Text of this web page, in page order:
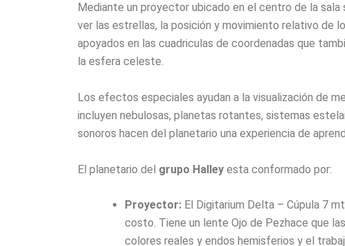
Mediante un proyector ubicado en el centro de la
ver las estrellas, la posición y movimiento relativo de
apoyados en las cuadriculas de coordenadas que
la esfera celeste.
Los efectos especiales ayudan a la visualización de
incluyen nebulosas, planetas rotantes, sistemas
sonoros hacen del planetario una experiencia de
El planetario del grupo Halley esta conformado por:
Proyector: El Digitarium Delta – Cúpula 7
costo. Tiene un lente Ojo de Pezhace que
colores reales y endos hemisferios y el